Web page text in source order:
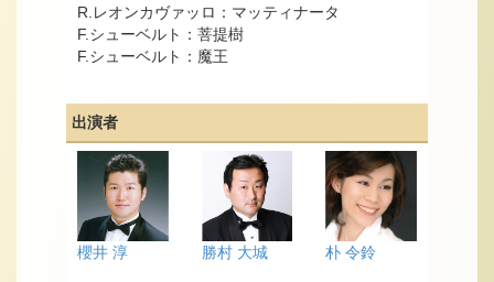
R.レオンカヴァッロ：マッティナータ
F.シューベルト：菩提樹
F.シューベルト：魔王
出演者
櫻井 淳 勝村 大城 朴 令鈴